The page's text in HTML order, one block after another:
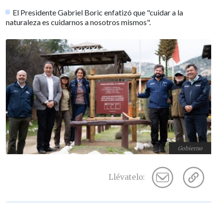
El Presidente Gabriel Boric enfatizó que "cuidar a la
naturaleza es cuidarnos a nosotros mismos".
Gobierno
Llévatelo: